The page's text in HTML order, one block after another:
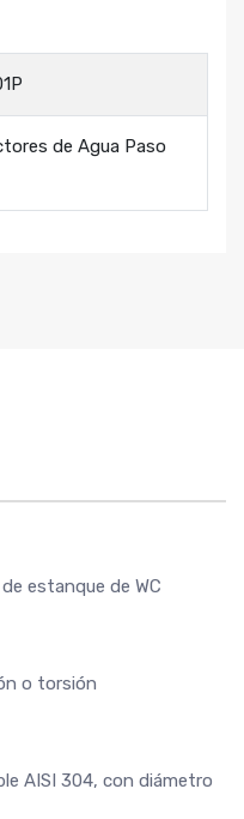
de Agua Paso
estanque de WC
o torsión
AISI 304, con diámetro